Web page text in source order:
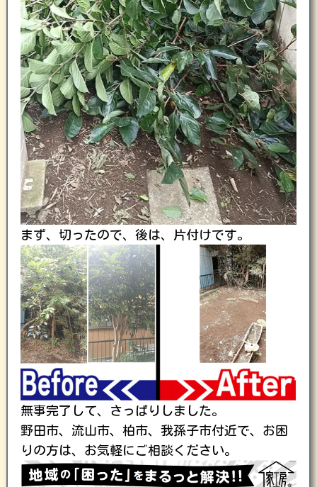
まず、切ったので、後は、片付けです。
無事完了して、さっぱりしました。
野田市、流山市、柏市、我孫子市付近で、お困
りの方は、お気軽にご相談ください。